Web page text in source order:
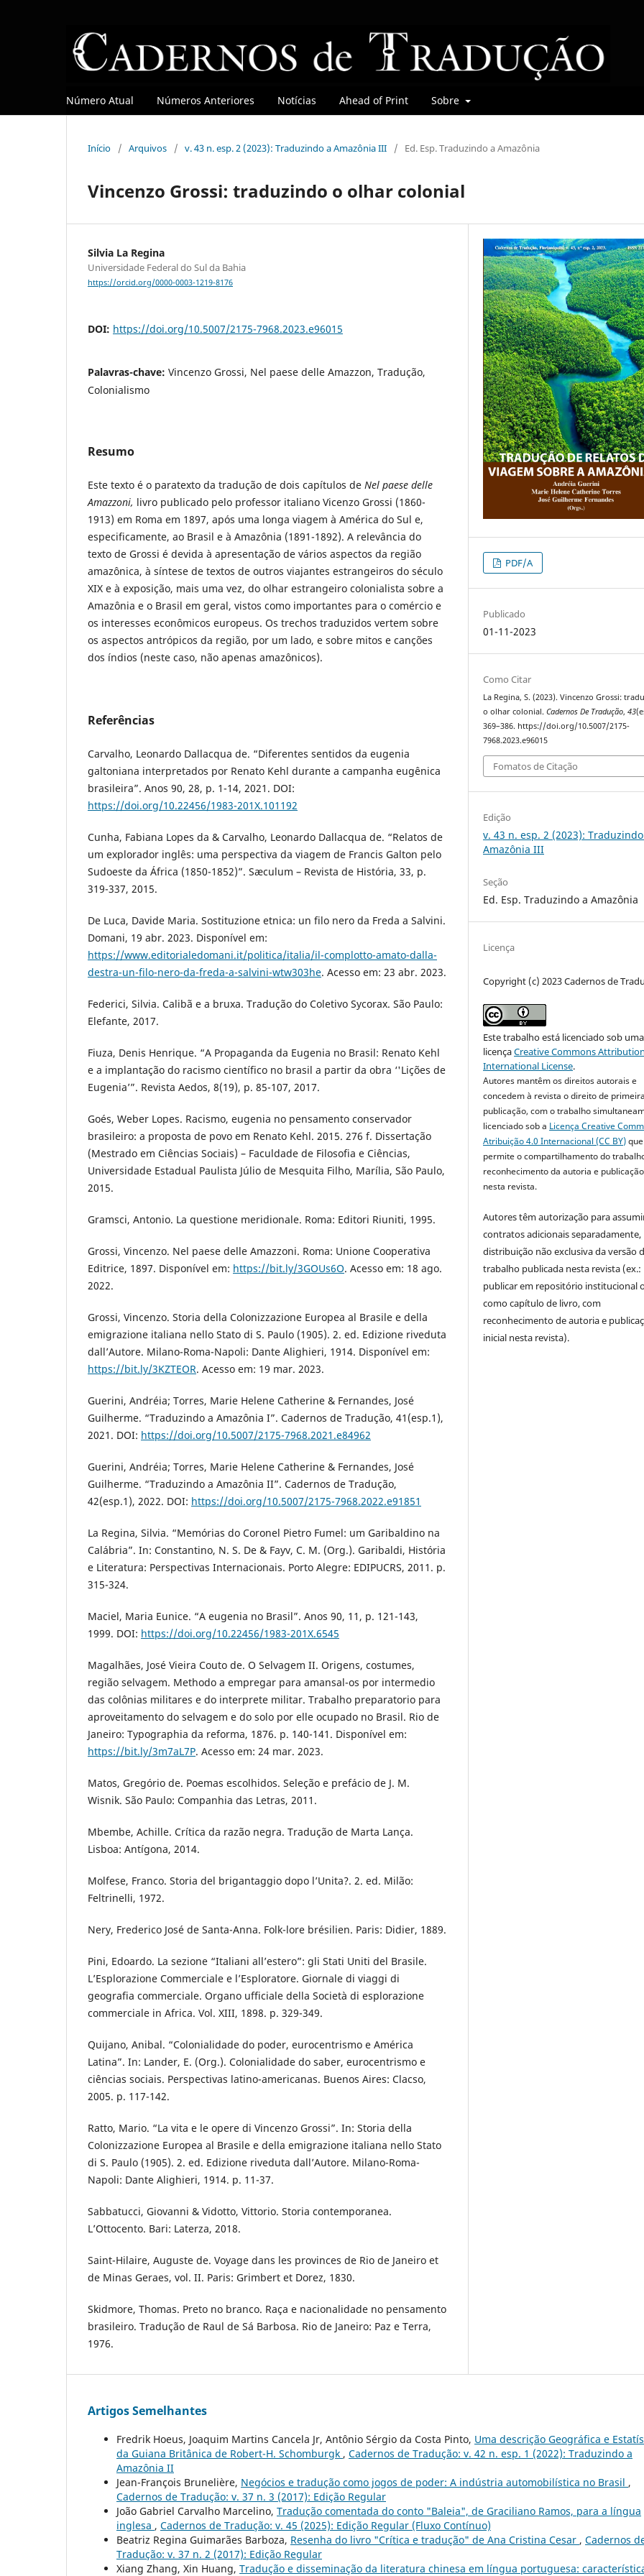
Número Atual Números Anteriores Notícias Ahead of Print Sobre
Início / Arquivos / v. 43 n. esp. 2 (2023): Traduzindo a Amazônia III / Ed. Esp. Traduzindo a Amazônia
Vincenzo Grossi: traduzindo o olhar colonial
Silvia La Regina
Universidade Federal do Sul da Bahia
https://orcid.org/0000-0003-1219-8176
DOI: https://doi.org/10.5007/2175-7968.2023.e96015
Palavras-chave: Vincenzo Grossi, Nel paese delle Amazzon, Tradução,
Colonialismo
Resumo
Este texto é o paratexto da tradução de dois capítulos de Nel paese delle
Amazzoni, livro publicado pelo professor italiano Vicenzo Grossi (1860-
1913) em Roma em 1897, após uma longa viagem à América do Sul e,
especificamente, ao Brasil e à Amazônia (1891-1892). A relevância do
texto de Grossi é devida à apresentação de vários aspectos da região
amazônica, à síntese de textos de outros viajantes estrangeiros do século
XIX e à exposição, mais uma vez, do olhar estrangeiro colonialista sobre a
Amazônia e o Brasil em geral, vistos como importantes para o comércio e
os interesses econômicos europeus. Os trechos traduzidos vertem sobre
os aspectos antrópicos da região, por um lado, e sobre mitos e canções
dos índios (neste caso, não apenas amazônicos).
Referências
Carvalho, Leonardo Dallacqua de. “Diferentes sentidos da eugenia
galtoniana interpretados por Renato Kehl durante a campanha eugênica
brasileira”. Anos 90, 28, p. 1-14, 2021. DOI:
https://doi.org/10.22456/1983-201X.101192
Cunha, Fabiana Lopes da & Carvalho, Leonardo Dallacqua de. “Relatos de
um explorador inglês: uma perspectiva da viagem de Francis Galton pelo
Sudoeste da África (1850-1852)”. Sæculum – Revista de História, 33, p.
319-337, 2015.
De Luca, Davide Maria. Sostituzione etnica: un filo nero da Freda a Salvini.
Domani, 19 abr. 2023. Disponível em:
https://www.editorialedomani.it/politica/italia/il-complotto-amato-dalla-
destra-un-filo-nero-da-freda-a-salvini-wtw303he. Acesso em: 23 abr. 2023.
Federici, Silvia. Calibã e a bruxa. Tradução do Coletivo Sycorax. São Paulo:
Elefante, 2017.
Fiuza, Denis Henrique. “A Propaganda da Eugenia no Brasil: Renato Kehl
e a implantação do racismo científico no brasil a partir da obra ‘'Lições de
Eugenia’”. Revista Aedos, 8(19), p. 85-107, 2017.
Goés, Weber Lopes. Racismo, eugenia no pensamento conservador
brasileiro: a proposta de povo em Renato Kehl. 2015. 276 f. Dissertação
(Mestrado em Ciências Sociais) – Faculdade de Filosofia e Ciências,
Universidade Estadual Paulista Júlio de Mesquita Filho, Marília, São Paulo,
2015.
Gramsci, Antonio. La questione meridionale. Roma: Editori Riuniti, 1995.
Grossi, Vincenzo. Nel paese delle Amazzoni. Roma: Unione Cooperativa
Editrice, 1897. Disponível em: https://bit.ly/3GOUs6O. Acesso em: 18 ago.
2022.
Grossi, Vincenzo. Storia della Colonizzazione Europea al Brasile e della
emigrazione italiana nello Stato di S. Paulo (1905). 2. ed. Edizione riveduta
dall’Autore. Milano-Roma-Napoli: Dante Alighieri, 1914. Disponível em:
https://bit.ly/3KZTEOR. Acesso em: 19 mar. 2023.
Guerini, Andréia; Torres, Marie Helene Catherine & Fernandes, José
Guilherme. “Traduzindo a Amazônia I”. Cadernos de Tradução, 41(esp.1),
2021. DOI: https://doi.org/10.5007/2175-7968.2021.e84962
Guerini, Andréia; Torres, Marie Helene Catherine & Fernandes, José
Guilherme. “Traduzindo a Amazônia II”. Cadernos de Tradução,
42(esp.1), 2022. DOI: https://doi.org/10.5007/2175-7968.2022.e91851
La Regina, Silvia. “Memórias do Coronel Pietro Fumel: um Garibaldino na
Calábria”. In: Constantino, N. S. De & Fayv, C. M. (Org.). Garibaldi, História
e Literatura: Perspectivas Internacionais. Porto Alegre: EDIPUCRS, 2011. p.
315-324.
Maciel, Maria Eunice. “A eugenia no Brasil”. Anos 90, 11, p. 121-143,
1999. DOI: https://doi.org/10.22456/1983-201X.6545
Magalhães, José Vieira Couto de. O Selvagem II. Origens, costumes,
região selvagem. Methodo a empregar para amansal-os por intermedio
das colônias militares e do interprete militar. Trabalho preparatorio para
aproveitamento do selvagem e do solo por elle ocupado no Brasil. Rio de
Janeiro: Typographia da reforma, 1876. p. 140-141. Disponível em:
https://bit.ly/3m7aL7P. Acesso em: 24 mar. 2023.
Matos, Gregório de. Poemas escolhidos. Seleção e prefácio de J. M.
Wisnik. São Paulo: Companhia das Letras, 2011.
Mbembe, Achille. Crítica da razão negra. Tradução de Marta Lança.
Lisboa: Antígona, 2014.
Molfese, Franco. Storia del brigantaggio dopo l’Unita?. 2. ed. Milão:
Feltrinelli, 1972.
Nery, Frederico José de Santa-Anna. Folk-lore brésilien. Paris: Didier, 1889.
Pini, Edoardo. La sezione “Italiani all’estero”: gli Stati Uniti del Brasile.
L’Esplorazione Commerciale e l’Esploratore. Giornale di viaggi di
geografia commerciale. Organo ufficiale della Società di esplorazione
commerciale in Africa. Vol. XIII, 1898. p. 329-349.
Quijano, Anibal. “Colonialidade do poder, eurocentrismo e América
Latina”. In: Lander, E. (Org.). Colonialidade do saber, eurocentrismo e
ciências sociais. Perspectivas latino-americanas. Buenos Aires: Clacso,
2005. p. 117-142.
Ratto, Mario. “La vita e le opere di Vincenzo Grossi”. In: Storia della
Colonizzazione Europea al Brasile e della emigrazione italiana nello Stato
di S. Paulo (1905). 2. ed. Edizione riveduta dall’Autore. Milano-Roma-
Napoli: Dante Alighieri, 1914. p. 11-37.
Sabbatucci, Giovanni & Vidotto, Vittorio. Storia contemporanea.
L’Ottocento. Bari: Laterza, 2018.
Saint-Hilaire, Auguste de. Voyage dans les provinces de Rio de Janeiro et
de Minas Geraes, vol. II. Paris: Grimbert et Dorez, 1830.
Skidmore, Thomas. Preto no branco. Raça e nacionalidade no pensamento
brasileiro. Tradução de Raul de Sá Barbosa. Rio de Janeiro: Paz e Terra,
1976.
PDF/A
Publicado
01-11-2023
Como Citar
La Regina, S. (2023). Vincenzo Grossi:
o olhar colonial.Cadernos De Tradução,43
369–386. https://doi.org/10.5007/2175-
7968.2023.e96015
Fomatos de Citação
Edição
v. 43 n. esp. 2 (2023):
Amazônia III
Seção
Ed. Esp. Traduzindo a Amazônia
Licença
Copyright (c) 2023 Cadernos de
Este trabalho está licenciado sob uma
licençaCreative Commons
International License.
Autores mantêm os direitos autorais e
concedem à revista o direito de
publicação, com o trabalho
licenciado sob a Licença Creative
Atribuição 4.0 Internacional (CC BY)que
permite o compartilhamento do
reconhecimento da autoria e
nesta revista.
Autores têm autorização para
contratos adicionais separadamente,
distribuição não exclusiva da versão
trabalho publicada nesta revista (ex.:
publicar em repositório institucional
como capítulo de livro, com
reconhecimento de autoria e
inicial nesta revista).
Artigos Semelhantes
Fredrik Hoeus, Joaquim Martins Cancela Jr, Antônio Sérgio da Costa Pinto, Uma descrição Geográfica e
da Guiana Britânica de Robert-H. Schomburgk , Cadernos de Tradução: v. 42 n. esp. 1 (2022): Traduzindo a
Amazônia II
Jean-François Brunelière, Negócios e tradução como jogos de poder: A indústria automobilística no Brasil ,
Cadernos de Tradução: v. 37 n. 3 (2017): Edição Regular
João Gabriel Carvalho Marcelino, Tradução comentada do conto "Baleia", de Graciliano Ramos, para a língua
inglesa , Cadernos de Tradução: v. 45 (2025): Edição Regular (Fluxo Contínuo)
Beatriz Regina Guimarães Barboza, Resenha do livro "Crítica e tradução" de Ana Cristina Cesar , Cadernos
Tradução: v. 37 n. 2 (2017): Edição Regular
Xiang Zhang, Xin Huang, Tradução e disseminação da literatura chinesa em língua portuguesa: